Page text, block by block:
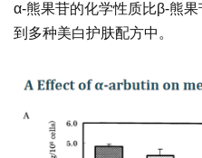
α-熊果苷的化学性质比β-熊
到多种美白护肤配方中。